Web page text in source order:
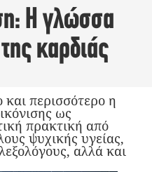
Η γλώσσα
καρδιάς
περισσότερο η
ως
πρακτική από
ψυχικής υγείας,
αλλά και